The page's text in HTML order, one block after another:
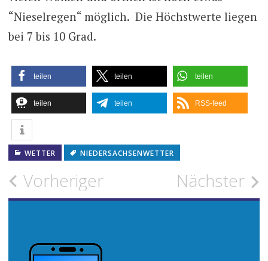
“Nieselregen“ möglich. Die Höchstwerte liegen
bei 7 bis 10 Grad.
teilen teilen teilen
teilen teilen RSS-feed
WETTER NIEDERSACHSENWETTER
Beitragsnavigation
Vorheriger Nächster